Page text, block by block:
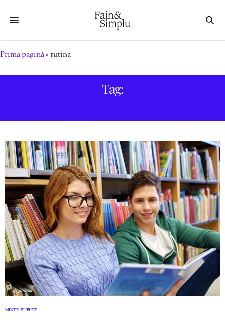
Prima pagină»rutina
Tag:
MINTE SUFLET